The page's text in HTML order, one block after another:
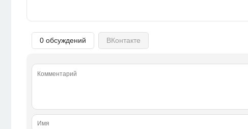
0 обсуждений ВКонтакте